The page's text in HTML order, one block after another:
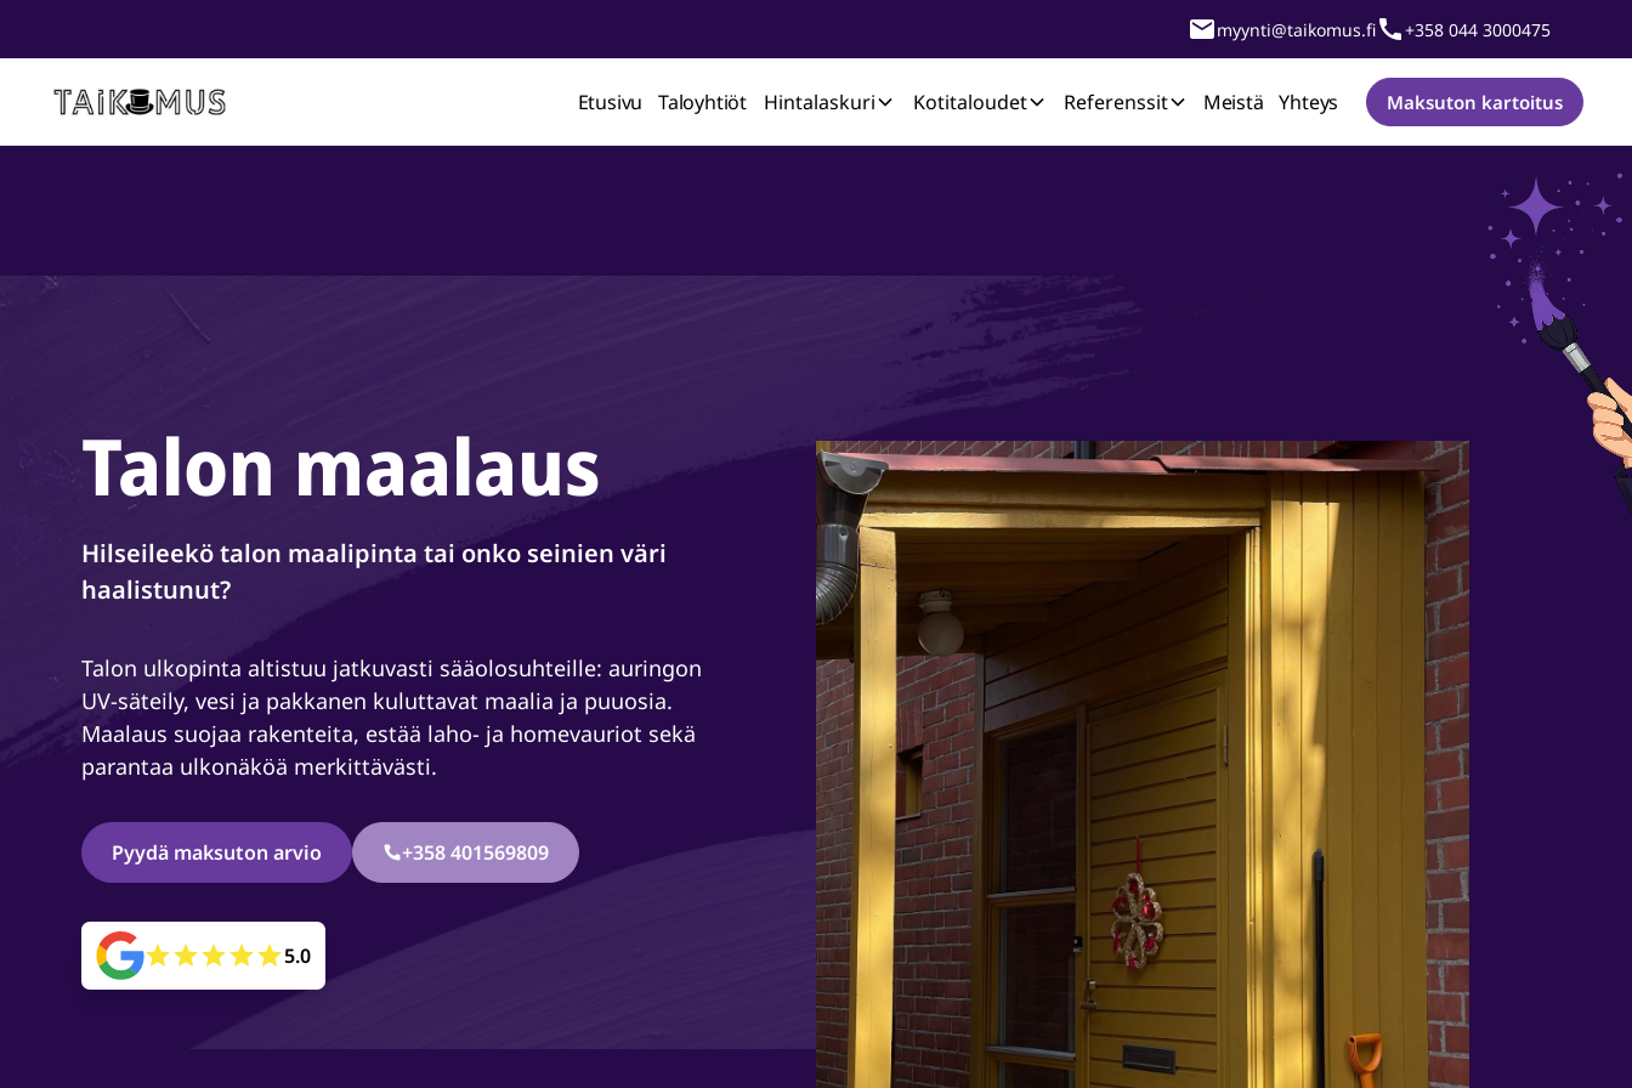
myynti@taikomus.fi +358 044 3000475
Etusivu Taloyhtiöt Hintalaskuri Kotitaloudet Referenssit Meistä Yhteys Maksuton kartoitus
Talon maalaus
Hilseileekö talon maalipinta tai onko seinien väri
haalistunut?
Talon ulkopinta altistuu jatkuvasti sääolosuhteille: auringon
UV-säteily, vesi ja pakkanen kuluttavat maalia ja puuosia.
Maalaus suojaa rakenteita, estää laho- ja homevauriot sekä
parantaa ulkonäköä merkittävästi.
Pyydä maksuton arvio +358 401569809
5.0